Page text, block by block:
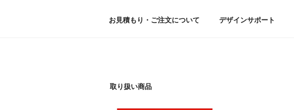
お見積もり・ご注文について デザインサポート
取り扱い商品